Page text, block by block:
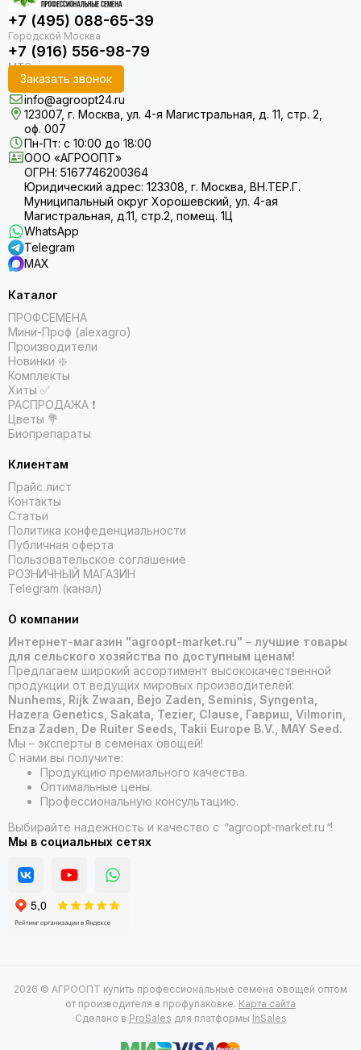
+7 (495) 088-65-39
+7 (916) 556-98-79
Заказать звонок
info@agroopt24.ru
123007, г. Москва, ул. 4-я Магистральная, д. 11, стр. 2,
оф. 007
Пн-Пт: с 10:00 до 18:00
ООО «АГРООПТ»
ОГРН: 5167746200364
Юридический адрес: 123308, г. Москва, ВН.ТЕР.Г.
Муниципальный округ Хорошевский, ул. 4-ая
Магистральная, д.11, стр.2, помещ. 1Ц
WhatsApp
Telegram
MAX
Каталог
ПРОФСЕМЕНА
Мини-Проф (alexagro)
Производители
Новинки ❇️
Комплекты
Хиты ✅
РАСПРОДАЖА ❗️
Цветы 💐
Биопрепараты
Клиентам
Прайс лист
Контакты
Статьи
Политика конфеденциальности
Публичная оферта
Пользовательское соглашение
РОЗНИЧНЫЙ МАГАЗИН
Telegram (канал)
О компании
Интернет-магазин "agroopt-market.ru" – лучшие товары
для сельского хозяйства по доступным ценам!
Предлагаем широкий ассортимент высококачественной
продукции от ведущих мировых производителей:
Nunhems, Rijk Zwaan, Bejo Zaden, Seminis, Syngenta,
Hazera Genetics, Sakata, Tezier, Clause, Гавриш, Vilmorin,
Enza Zaden, De Ruiter Seeds, Takii Europe B.V., MAY Seed.
Мы – эксперты в семенах овощей!
С нами вы получите:
Продукцию премиального качества.
Оптимальные цены.
Профессиональную консультацию.
Выбирайте надежность и качество с "agroopt-market.ru "!
Мы в социальных сетях
2026 © АГРООПТ купить профессиональные семена овощей оптом
от производителя в профупаковке. Карта сайта
Сделано в ProSales для платформы InSales